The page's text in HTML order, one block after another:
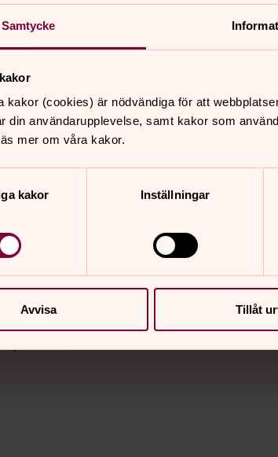
Samtycke
kakor (cookies) är nödvändiga för att
din användarupplevelse, samt kakor som
mer om våra kakor.
kakor
Inställningar
Avvisa Tillåt
48 56 02